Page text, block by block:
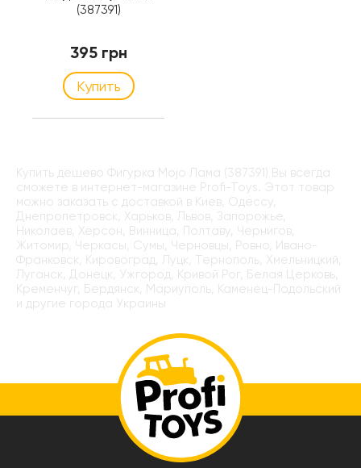
(387391)
395 грн
Купить
Купить дёшево Фигурка Mojo Лама (387391) Вы всегда
сможете в интернет-магазине Profi-Toys. Этот товар
можно заказать с доставкой в Киев, Одессу,
Днепропетровск, Харьков, Львов, Запорожье,
Николаев, Херсон, Винница, Полтаву, Чернигов,
Житомир, Черкасы, Сумы, Черновцы, Ровно, Ивано-
Франковск, Кировоград, Луцк, Тернополь, Хмельницкий,
Луганск, Донецк, Ужгород, Кривой Рог, Белая Церковь,
Кременчуг, Бердянск, Мариуполь, Каменец-Подольский
и другие города Украины